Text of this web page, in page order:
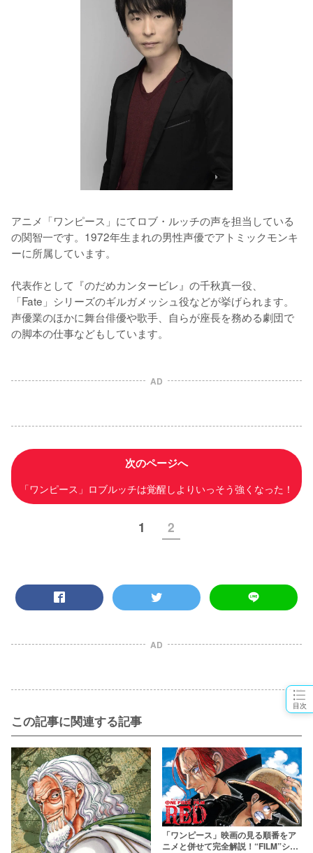
目次
アニメ「ワンピース」にてロブ・ルッチの声を担当している
の関智一です。1972年生まれの男性声優でアトミックモンキ
ーに所属しています。
代表作として『のだめカンタービレ』の千秋真一役、
「Fate」シリーズのギルガメッシュ役などが挙げられます。
声優業のほかに舞台俳優や歌手、自らが座長を務める劇団で
の脚本の仕事などもしています。
AD
次のページへ
「ワンピース」ロブルッチは覚醒しよりいっそう強くなった！
1 2
AD
この記事に関連する記事
「ワンピース」映画の見る順番をア
ニメと併せて完全解説！“FILM”シリ